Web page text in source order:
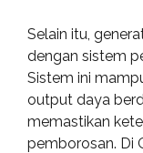
Selain itu,
dengan sistem
Sistem ini
output daya
memastikan
pemborosan. Di